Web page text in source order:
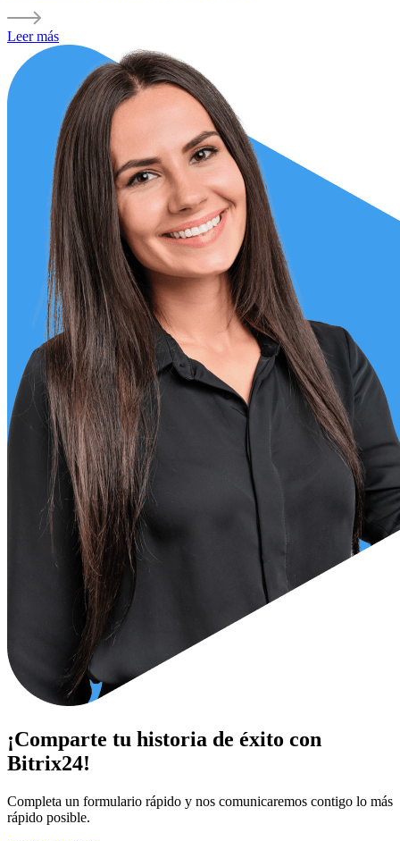
Leer más
¡Comparte tu historia de éxito con
Bitrix24!
Completa un formulario rápido y nos comunicaremos contigo lo más
rápido posible.